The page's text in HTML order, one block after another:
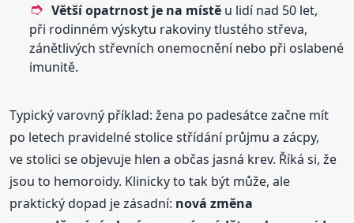
Větší opatrnost je na místě u lidí nad 50 let,
při rodinném výskytu rakoviny tlustého střeva,
zánětlivých střevních onemocnění nebo při oslabené
imunitě.
Typický varovný příklad: žena po padesátce začne mít
po letech pravidelné stolice střídání průjmu a zácpy,
ve stolici se objevuje hlen a občas jasná krev. Říká si, že
jsou to hemoroidy. Klinicky to tak být může, ale
praktický dopad je zásadní: nová změna